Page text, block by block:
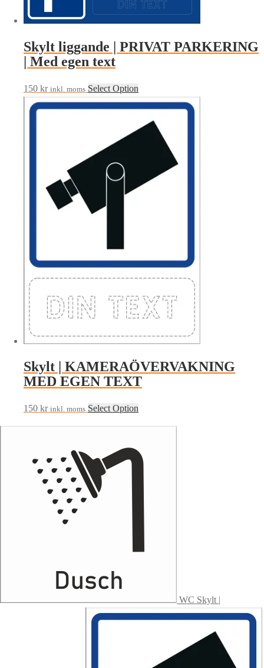
flera
varianter.
olika
väljas
på
produktsidan
Skylt liggande | PRIVAT PARKERING
| Med egen text
150 kr inkl. moms Select Option
Skylt | KAMERAÖVERVAKNING
MED EGEN TEXT
150 kr inkl. moms Select Option
WC Skylt |